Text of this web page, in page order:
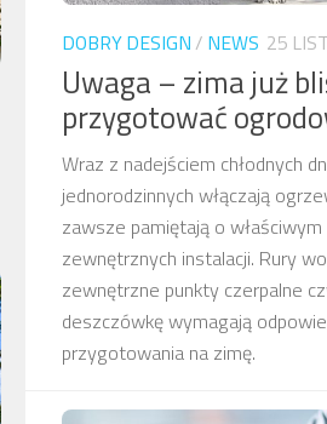
DOBRY DESIGN / NEWS 25
Uwaga – zima już
przygotować
Wraz z nadejściem chłodnych
jednorodzinnych włączają
zawsze pamiętają o
zewnętrznych instalacji. Rury
zewnętrzne punkty czerpalne
deszczówkę wymagają
przygotowania na zimę.